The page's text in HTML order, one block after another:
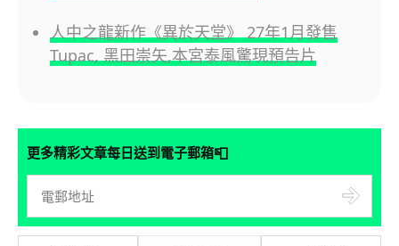
人中之龍新作《異於天堂》 27年1月發售
Tupac, 黑田崇矢,本宮泰風驚現預告片
更多精彩文章每日送到電子郵箱📮